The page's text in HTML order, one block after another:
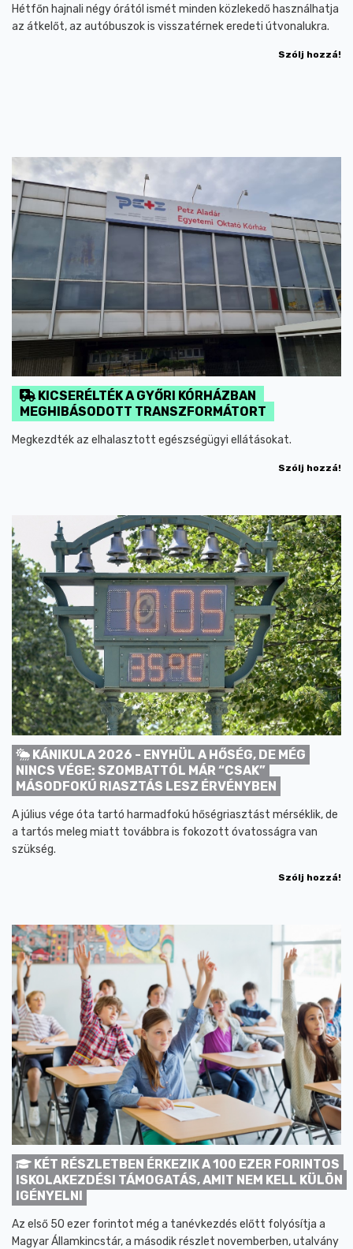
Hétfőn hajnali négy órától ismét minden közlekedő használhatja
az átkelőt, az autóbuszok is visszatérnek eredeti útvonalukra.
Szólj hozzá!
KICSERÉLTÉK A GYŐRI KÓRHÁZBAN
MEGHIBÁSODOTT TRANSZFORMÁTORT
Megkezdték az elhalasztott egészségügyi ellátásokat.
Szólj hozzá!
KÁNIKULA 2026 - ENYHÜL A HŐSÉG, DE MÉG
NINCS VÉGE: SZOMBATTÓL MÁR “CSAK”
MÁSODFOKÚ RIASZTÁS LESZ ÉRVÉNYBEN
A július vége óta tartó harmadfokú hőségriasztást mérséklik, de
a tartós meleg miatt továbbra is fokozott óvatosságra van
szükség.
Szólj hozzá!
KÉT RÉSZLETBEN ÉRKEZIK A 100 EZER FORINTOS
ISKOLAKEZDÉSI TÁMOGATÁS, AMIT NEM KELL KÜLÖN
IGÉNYELNI
Az első 50 ezer forintot még a tanévkezdés előtt folyósítja a
Magyar Államkincstár, a második részlet novemberben, utalvány